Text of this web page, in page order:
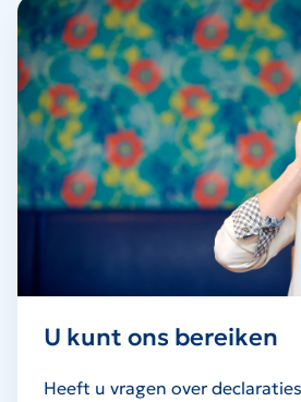
U kunt ons bereiken
Heeft u vragen over